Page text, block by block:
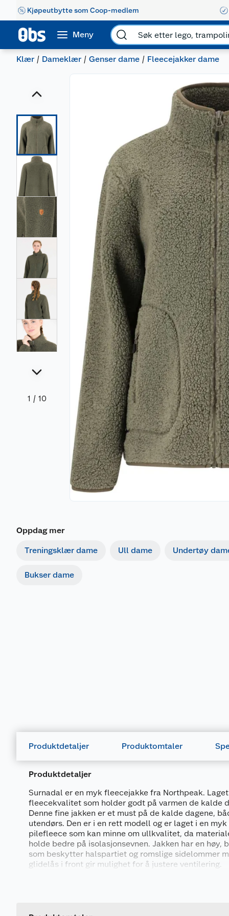
Kjøpeutbytte som Coop-medlem
Meny
Klær Dameklær Genser dame Fleecejakker dame
1 / 10
Oppdag mer
Treningsklær dame Ull dame Undertøy
Bukser dame
Produktdetaljer Produktomtaler
Produktdetaljer
Surnadal er en myk fleecejakke fra Northpeak.
fleecekvalitet som holder godt på varmen de kalde
Denne fine jakken er et must på de kalde dagene,
utendørs. Den er i en rett modell og er laget i en
pilefleece som kan minne om ullkvalitet, da
holde bedre på isolasjonsevnen. Jakken har en høy,
som beskytter halspartiet og romslige sidelommer
glidelås i front gir mulighet for å justere ventilering.